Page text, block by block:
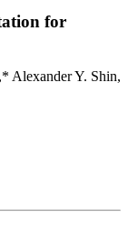
for
Alexander Y. Shin,